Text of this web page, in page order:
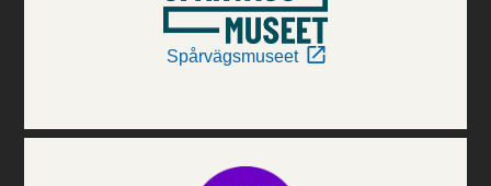
Spårvägsmuseet